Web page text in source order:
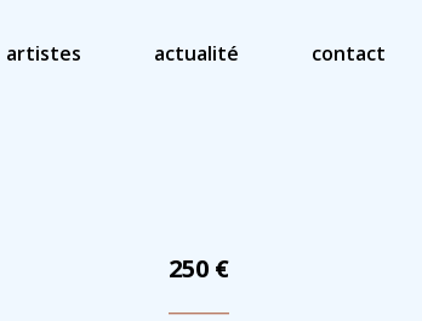
artistes actualité contact
250 €